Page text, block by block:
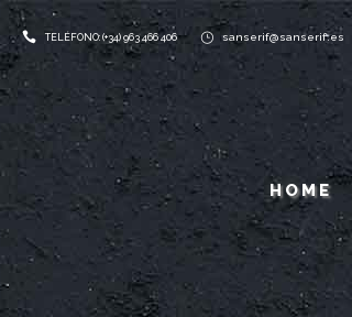
TELÉFONO: (+34) 963 466 406 sanserif@sanserif.es
HOME